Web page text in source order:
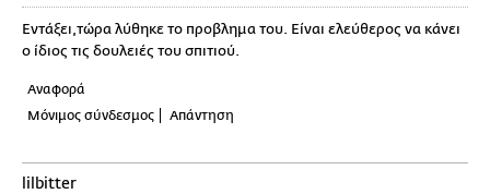
Εντάξει,τώρα λύθηκε το προβλημα του. Είναι ελεύθερος να κάνει
ο ίδιος τις δουλειές του σπιτιού.
Αναφορά
Μόνιμος σύνδεσμος
Απάντηση
lilbitter